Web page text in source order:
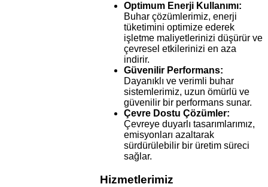
Optimum Enerji Kullanımı:
Buhar çözümlerimiz, enerji
tüketimini optimize ederek
işletme maliyetlerinizi düşürür ve
çevresel etkilerinizi en aza
indirir.
Güvenilir Performans:
Dayanıklı ve verimli buhar
sistemlerimiz, uzun ömürlü ve
güvenilir bir performans sunar.
Çevre Dostu Çözümler:
Çevreye duyarlı tasarımlarımız,
emisyonları azaltarak
sürdürülebilir bir üretim süreci
sağlar.
Hizmetlerimiz